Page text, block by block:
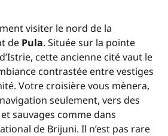
visiter le nord de la
de Pula. Située sur la pointe
cette ancienne cité vaut le
contrastée entre vestiges
Votre croisière vous mènera,
seulement, vers des
sauvages comme dans
de Brijuni. Il n’est pas rare